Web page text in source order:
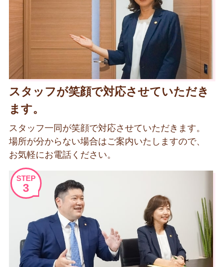
スタッフが笑顔で対応させていただき
ます。
スタッフ一同が笑顔で対応させていただきます。
場所が分からない場合はご案内いたしますので、
お気軽にお電話ください。
STEP
3